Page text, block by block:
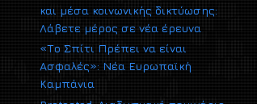
και μέσα κοινωνικής δικτύωσης:
Λάβετε μέρος σε νέα έρευνα
«Το Σπίτι Πρέπει να είναι
Ασφαλές»: Νέα Ευρωπαϊκή
Καμπάνια